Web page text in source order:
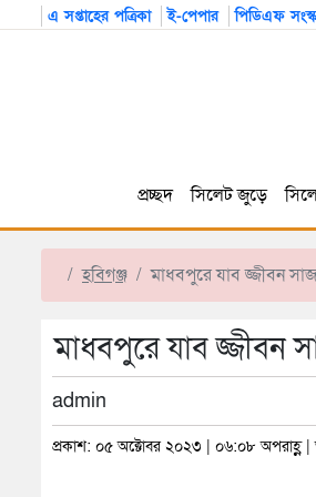
এ সপ্তাহের পত্রিকা ই-পেপার পিডিএফ
প্রচ্ছদ সিলেট জুড়ে
হবিগঞ্জ মাধবপুরে যাব জ্জীবন
মাধবপুরে যাব জ্জীবন
admin
প্রকাশ: ০৫ অক্টোবর ২০২৩ | ০৬:০৮